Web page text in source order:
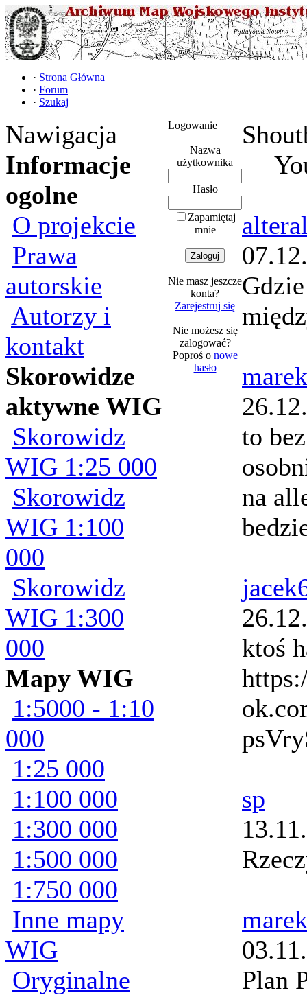
· Strona Główna
· Forum
· Szukaj
Nawigacja
Informacje
ogolne
O projekcie
Prawa
autorskie
Autorzy i
kontakt
Skorowidze
aktywne WIG
Skorowidz
WIG 1:25 000
Skorowidz
WIG 1:100
000
Skorowidz
WIG 1:300
000
Mapy WIG
1:5000 - 1:10
000
1:25 000
1:100 000
1:300 000
1:500 000
1:750 000
Inne mapy
WIG
Oryginalne
Logowanie
Nazwa
użytkownika
Hasło
Zapamiętaj
mnie
Nie masz jeszcze
konta?
Zarejestruj się
Nie możesz się
zalogować?
Poproś o nowe
hasło
to
na
ktoś
sp
Plan